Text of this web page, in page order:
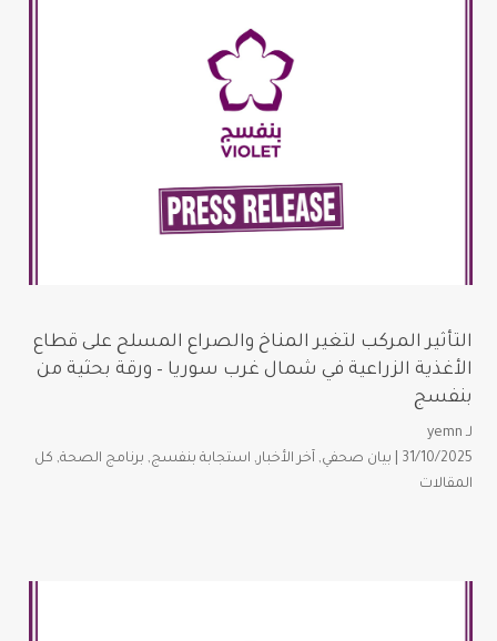
التأثير المركب لتغير المناخ والصراع المسلح على قطاع
الأغذية الزراعية في شمال غرب سوريا – ورقة بحثية من
بنفسج
لـ yemn
31/10/2025 |
بيان صحفي, آخر الأخبار , استجابة بنفسج, برنامج الصحة, كل
المقالات